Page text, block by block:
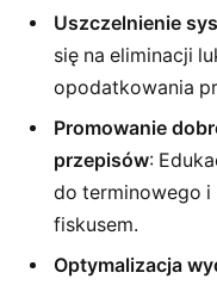
Uszczelnienie
się na eliminacji
opodatkowania
Promowanie
przepisów:
do terminowego i
fiskusem.
Optymalizacja